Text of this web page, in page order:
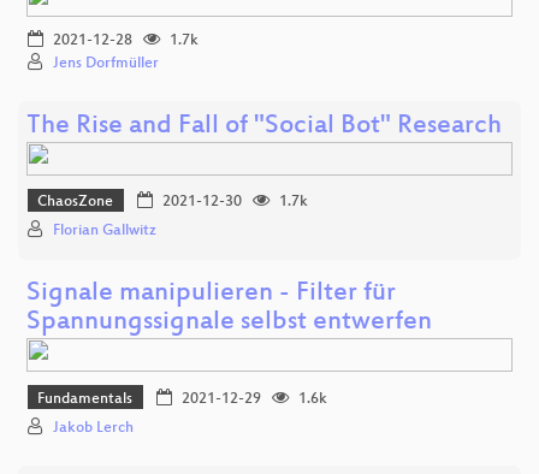
2021-12-28
1.7k
Jens Dorfmüller
The Rise and Fall of "Social Bot" Research
ChaosZone 2021-12-30
1.7k
Florian Gallwitz
Signale manipulieren - Filter für
Spannungssignale selbst entwerfen
Fundamentals 2021-12-29
1.6k
Jakob Lerch